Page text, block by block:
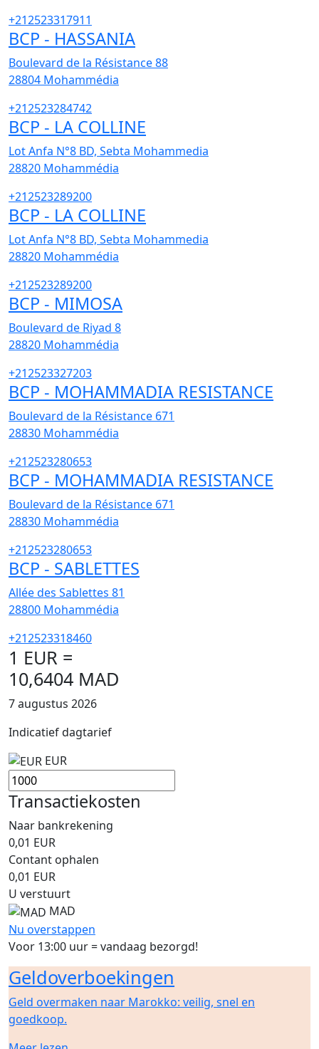
+212523317911
BCP - HASSANIA
Boulevard de la Résistance 88
28804 Mohammédia
+212523284742
BCP - LA COLLINE
Lot Anfa N°8 BD, Sebta Mohammedia
28820 Mohammédia
+212523289200
BCP - LA COLLINE
Lot Anfa N°8 BD, Sebta Mohammedia
28820 Mohammédia
+212523289200
BCP - MIMOSA
Boulevard de Riyad 8
28820 Mohammédia
+212523327203
BCP - MOHAMMADIA RESISTANCE
Boulevard de la Résistance 671
28830 Mohammédia
+212523280653
BCP - MOHAMMADIA RESISTANCE
Boulevard de la Résistance 671
28830 Mohammédia
+212523280653
BCP - SABLETTES
Allée des Sablettes 81
28800 Mohammédia
+212523318460
1 EUR =
10,6404 MAD
7 augustus 2026
Indicatief dagtarief
EUR
Transactiekosten
Naar bankrekening
0,01 EUR
Contant ophalen
0,01 EUR
U verstuurt
MAD
Nu overstappen
Voor 13:00 uur = vandaag bezorgd!
Geldoverboekingen
Geld overmaken naar Marokko: veilig, snel en
goedkoop.